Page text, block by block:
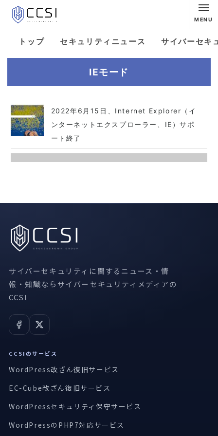
MENU
トップ セキュリティニュース サイバーセキ
IEモード
2022年6月15日、Internet Explorer（イ
ンターネットエクスプローラー、IE）サポ
ート終了
サイバーセキュリティに関するニュース・情
報・知識ならサイバーセキュリティメディアの
CCSI
CCSIのサービス
WordPress改ざん復旧サービス
EC-Cube改ざん復旧サービス
WordPressセキュリティ保守サービス
WordPressのPHP7対応サービス